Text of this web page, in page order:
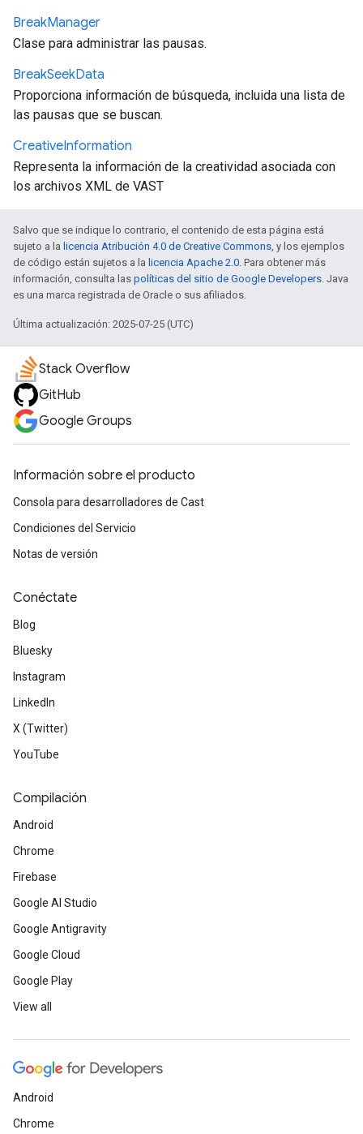
BreakManager
Clase para administrar las pausas.
BreakSeekData
Proporciona información de búsqueda, incluida una lista de
las pausas que se buscan.
CreativeInformation
Representa la información de la creatividad asociada con
los archivos XML de VAST
Salvo que se indique lo contrario, el contenido de esta página está
sujeto a la licencia Atribución 4.0 de Creative Commons, y los ejemplos
de código están sujetos a la licencia Apache 2.0. Para obtener más
información, consulta las políticas del sitio de Google Developers. Java
es una marca registrada de Oracle o sus afiliados.
Última actualización: 2025-07-25 (UTC)
Stack Overflow
GitHub
Google Groups
Información sobre el producto
Consola para desarrolladores de Cast
Condiciones del Servicio
Notas de versión
Conéctate
Blog
Bluesky
Instagram
LinkedIn
X (Twitter)
YouTube
Compilación
Android
Chrome
Firebase
Google AI Studio
Google Antigravity
Google Cloud
Google Play
View all
Android
Chrome